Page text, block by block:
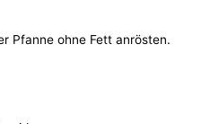
Pfanne ohne Fett anrösten.